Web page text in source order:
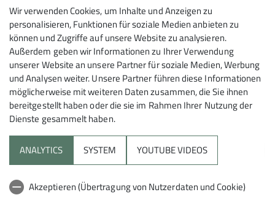
Anfangs noch durch den Wald leitend vorbei an
einigen Felsen mit herrlichem Talblick über Nusplingen
führte uns der Weg über Wiesen und Waldwege zum
Weiler Steighöfe. Danach erreichten wir das
Wanderheim Nusplinger Hütte des Schwäbischen
Albvereins, das nun leider frühzeitig geschlossen
hatte. Aber unsere Wanderführerin Marion hatte
trotzdem an ihre Mitwanderer gedacht und lud ihre
Mitstreiter zu Kaffee und Kuchen ein, denn sie schon
zuvor hier oben deponiert hatte. Eine Wurst grillen war
schnell zu. Es windete auch wahnsinnig, so dass die
Wir verwenden Cookies, um Inhalte und Anzeigen zu
personalisieren, Funktionen für soziale Medien anbieten zu
können und Zugriffe auf unsere Website zu analysieren.
Außerdem geben wir Informationen zu Ihrer Verwendung
unserer Website an unsere Partner für soziale Medien, Werbung
und Analysen weiter. Unsere Partner führen diese Informationen
möglicherweise mit weiteren Daten zusammen, die Sie ihnen
bereitgestellt haben oder die sie im Rahmen Ihrer Nutzung der
Dienste gesammelt haben.
ANALYTICS SYSTEM YOUTUBE VIDEOS
Akzeptieren (Übertragung von Nutzerdaten und Cookie)